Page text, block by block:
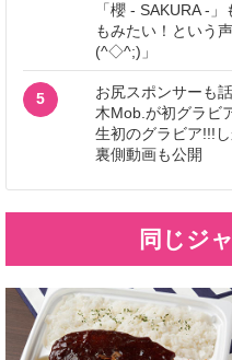
「櫻 - SAKURA -
もみたい！という
(^◇^;)」
5
お尻スポンサーも
木Mob.が初グラビ
生初のグラビア!!!
裏側動画も公開
同じジ